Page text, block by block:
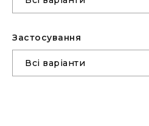
Застоcування